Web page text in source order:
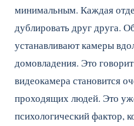
минимальным. Каждая
дублировать друг друга.
устанавливают камеры
домовладения. Это
видеокамера становится
проходящих людей. Это
психологический фактор,